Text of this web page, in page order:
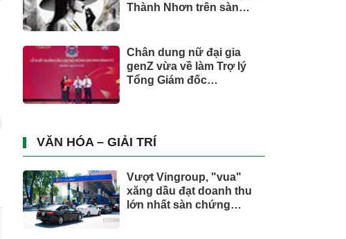
Thành Nhơn trên sàn
Chân dung nữ đại gia
genZ vừa về làm Trợ lý
Tổng Giám đốc
trụ, nắm giữ khối tài sản
hàng nghìn tỷ
VĂN HÓA – GIẢI TRÍ
Vượt Vingroup, "vua"
xăng dầu đạt doanh thu
lớn nhất sàn chứng